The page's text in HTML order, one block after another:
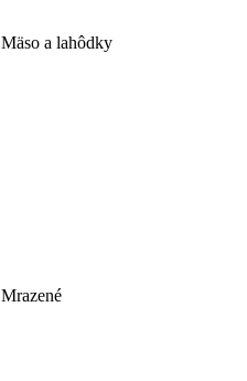
Mäso a lahôdky
Mrazené